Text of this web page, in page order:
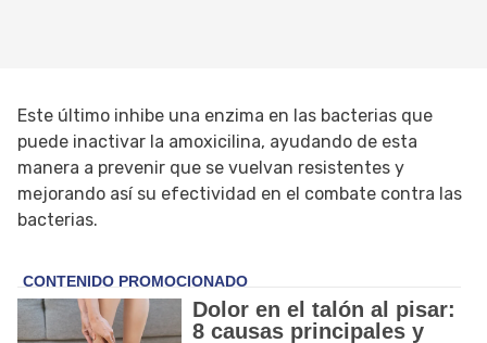
Este último inhibe una enzima en las bacterias que
puede inactivar la amoxicilina, ayudando de esta
manera a prevenir que se vuelvan resistentes y
mejorando así su efectividad en el combate contra las
bacterias.